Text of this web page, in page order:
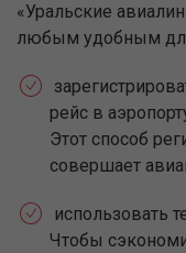
«Уральские
любым удобным
рейс в
Этот способ
совершает
использовать
Чтобы